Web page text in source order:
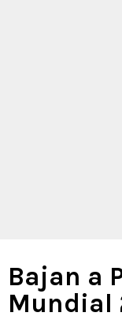
Bajan a
Mundial